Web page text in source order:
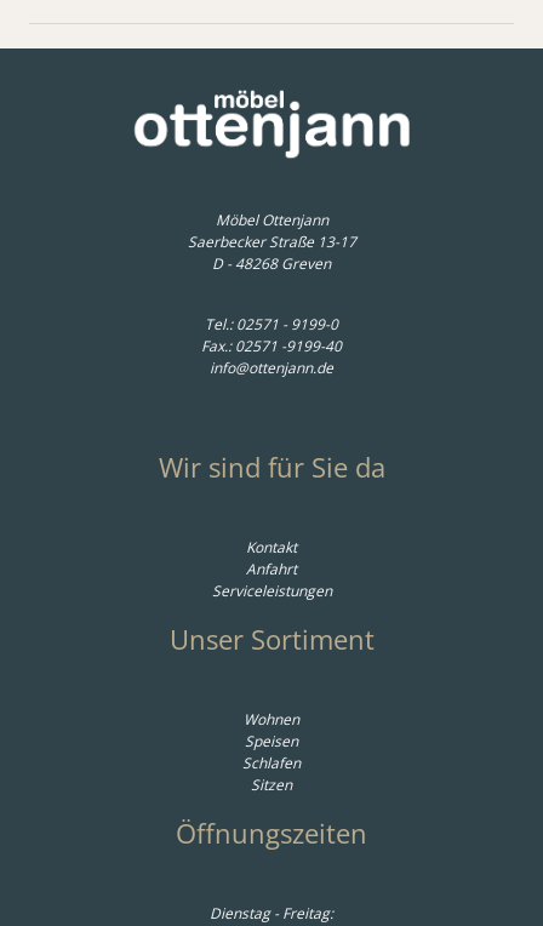
Möbel Ottenjann
Saerbecker Straße 13-17
D - 48268 Greven
Tel.:02571 - 9199-0
Fax.: 02571 -9199-40
info@ottenjann.de
Wir sind für Sie da
Kontakt
Anfahrt
Serviceleistungen
Unser Sortiment
Wohnen
Speisen
Schlafen
Sitzen
Öffnungszeiten
Dienstag - Freitag: